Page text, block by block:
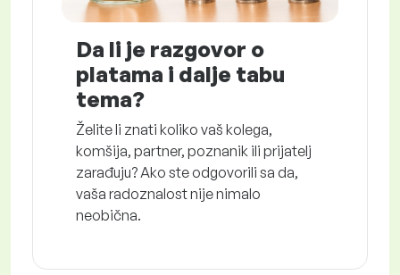
Da li je razgovor o
platama i dalje tabu
tema?
Želite li znati koliko vaš kolega,
komšija, partner, poznanik ili prijatelj
zarađuju? Ako ste odgovorili sa da,
vaša radoznalost nije nimalo
neobična.